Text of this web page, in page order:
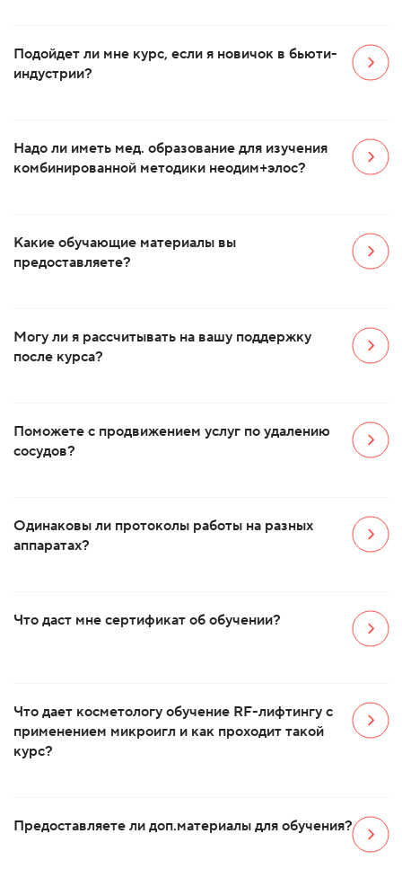
Подойдет ли мне курс, если я новичок в бьюти-
индустрии?
Надо ли иметь мед. образование для изучения
комбинированной методики неодим+элос?
Какие обучающие материалы вы
предоставляете?
Могу ли я рассчитывать на вашу поддержку
после курса?
Поможете с продвижением услуг по удалению
сосудов?
Одинаковы ли протоколы работы на разных
аппаратах?
Что даст мне сертификат об обучении?
Что дает косметологу обучение RF-лифтингу с
применением микроигл и как проходит такой
курс?
Предоставляете ли доп.материалы для обучения?